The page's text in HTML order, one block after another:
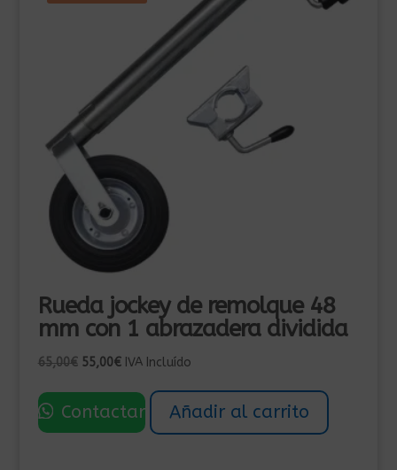
Rueda jockey de remolque 48
mm con 1 abrazadera dividida
65,00€ El
original
era:
55,00€El
actual
es:
IVA Incluído
Contactar Añadir al carrito